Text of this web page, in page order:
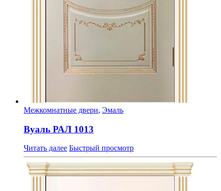
Межкомнатные двери, Эмаль
Вуаль РАЛ 1013
Читать далее Быстрый просмотр